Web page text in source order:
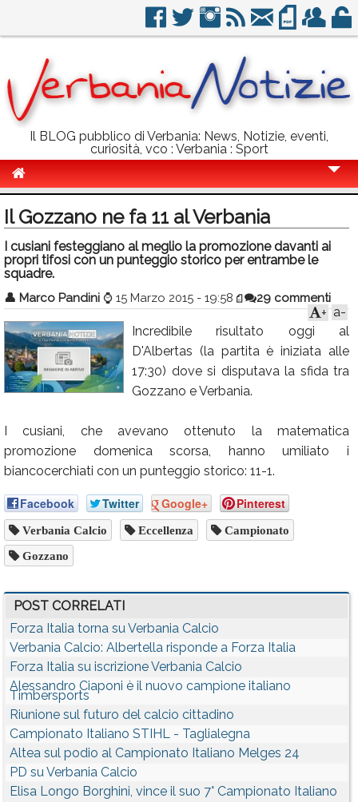
Il BLOG pubblico di Verbania: News, Notizie, eventi,
curiosità, vco : Verbania : Sport
Politica
Sport
Eventi
Info Utili
Rubriche
Calendario
Il Gozzano ne fa 11 al Verbania
I cusiani festeggiano al meglio la promozione davanti ai
propri tifosi con un punteggio storico per entrambe le
squadre.
👤 Marco Pandini ⌚ 15 Marzo 2015 - 19:58 29 commenti
a-
+
Incredibile risultato oggi al
D'Albertas (la partita è iniziata alle
17:30) dove si disputava la sfida tra
Gozzano e Verbania.
I cusiani, che avevano ottenuto la matematica
promozione domenica scorsa, hanno umiliato i
biancocerchiati con un punteggio storico: 11-1.
Facebook Twitter Google+ Pinterest
Verbania Calcio Eccellenza Campionato
Gozzano
POST CORRELATI
Forza Italia torna su Verbania Calcio
Verbania Calcio: Albertella risponde a Forza Italia
Forza Italia su iscrizione Verbania Calcio
Alessandro Ciaponi è il nuovo campione italiano
Timbersports
Riunione sul futuro del calcio cittadino
Campionato Italiano STIHL - Taglialegna
Altea sul podio al Campionato Italiano Melges 24
PD su Verbania Calcio
Elisa Longo Borghini, vince il suo 7° Campionato Italiano